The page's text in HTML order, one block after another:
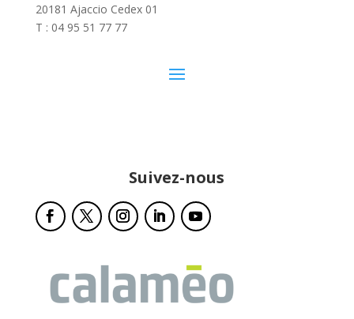
20181 Ajaccio Cedex 01
T : 04 95 51 77 77
Suivez-nous